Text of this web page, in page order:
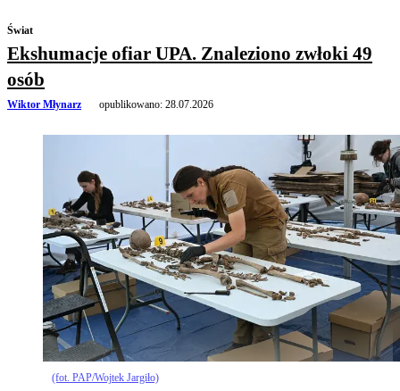
Świat
Ekshumacje ofiar UPA. Znaleziono zwłoki 49
osób
Wiktor Młynarz opublikowano: 28.07.2026
(fot. PAP/Wojtek Jargiło)